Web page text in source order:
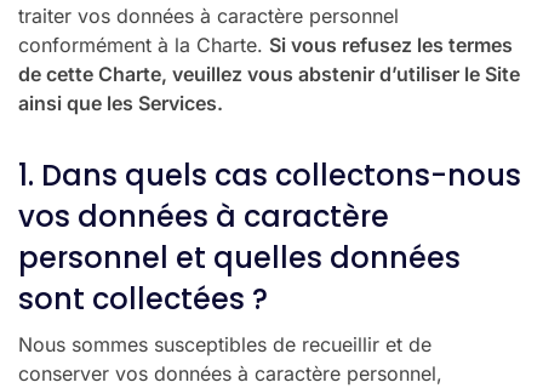
traiter vos données à caractère personnel
conformément à la Charte. Si vous refusez les termes
de cette Charte, veuillez vous abstenir d’utiliser le Site
ainsi que les Services.
1. Dans quels cas collectons-nous
vos données à caractère
personnel et quelles données
sont collectées ?
Nous sommes susceptibles de recueillir et de
conserver vos données à caractère personnel,